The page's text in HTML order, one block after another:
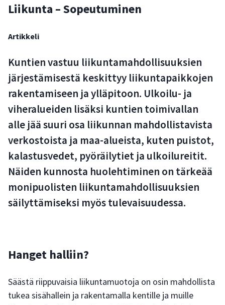
Liikunta – Sopeutuminen
Artikkeli
Kuntien vastuu liikuntamahdollisuuksien
järjestämisestä keskittyy liikuntapaikkojen
rakentamiseen ja ylläpitoon. Ulkoilu- ja
viheralueiden lisäksi kuntien toimivallan
alle jää suuri osa liikunnan mahdollistavista
verkostoista ja maa-alueista, kuten puistot,
kalastusvedet, pyöräilytiet ja ulkoilureitit.
Näiden kunnosta huolehtiminen on tärkeää
monipuolisten liikuntamahdollisuuksien
säilyttämiseksi myös tulevaisuudessa.
Hanget halliin?
Säästä riippuvaisia liikuntamuotoja on osin mahdollista
tukea sisähallein ja rakentamalla kentille ja muille